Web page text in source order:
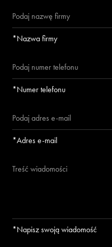
*Nazwa firmy
*Numer telefonu
*Adres e-mail
*Napisz swoją wiadomość